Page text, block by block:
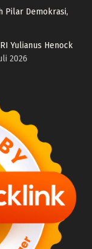
Pilar Demokrasi,
Yulianus Henock
2026